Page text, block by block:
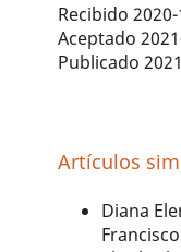
Recibido
Aceptado
Publicado
Artículos
Diana